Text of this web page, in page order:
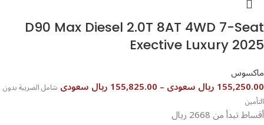
D90 Max Diesel 2.0T 8AT 4WD 7-Seat
Exective Luxury 2025
ماكسوس
155,250.00 ريال سعودى –155,825.00 ريال سعودى
شامل الضريبة بدون
التأمين
أقساط تبدأ من 2668 ريال